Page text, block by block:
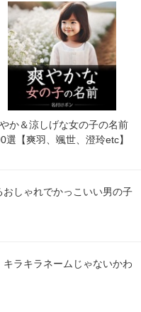
か＆涼しげな女の子の名前
選【爽羽、颯世、澄玲etc】
しゃれでかっこいい男の子
ラキラネームじゃないかわ